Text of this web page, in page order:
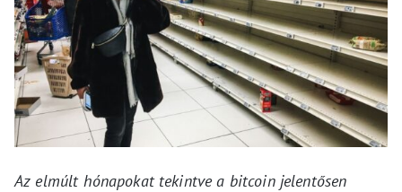
Az elmúlt hónapokat tekintve a bitcoin jelentősen